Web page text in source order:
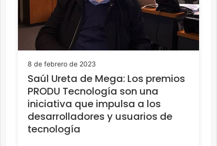
8 de febrero de 2023
Saúl Ureta de Mega: Los premios
PRODU Tecnología son una
iniciativa que impulsa a los
desarrolladores y usuarios de
tecnología